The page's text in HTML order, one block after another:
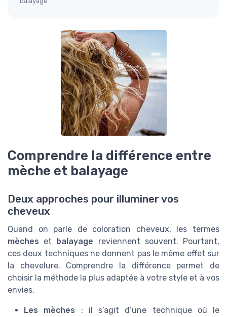
Comprendre la différence entre
mèche et balayage
Deux approches pour illuminer vos
cheveux
Quand on parle de coloration cheveux, les termes
mèches et balayage reviennent souvent. Pourtant,
ces deux techniques ne donnent pas le même effet sur
la chevelure. Comprendre la différence permet de
choisir la méthode la plus adaptée à votre style et à vos
envies.
Les mèches : il s’agit d’une technique où le